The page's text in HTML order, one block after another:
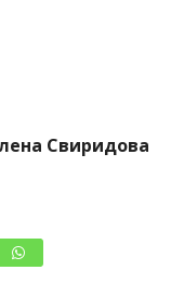
Свиридова